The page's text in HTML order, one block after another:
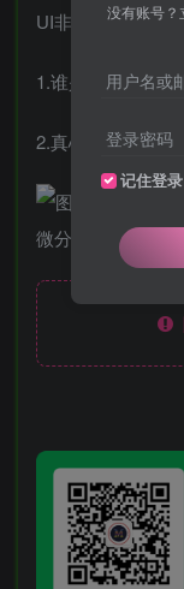
UI非常漂亮。看着
1.谁是卧底
2.真心话大冒险
没有账号？
用户名或
登录密码
记住登录